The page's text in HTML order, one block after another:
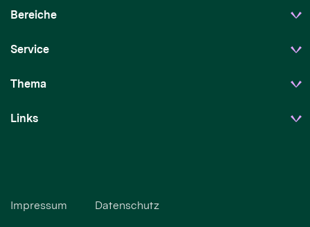
Bereiche
Service
Thema
Links
Impressum Datenschutz